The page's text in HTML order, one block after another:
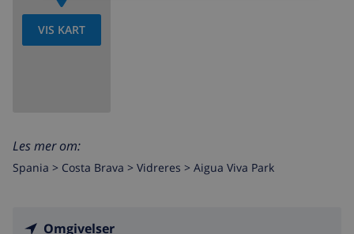
VIS KART
Les mer om:
Spania > Costa Brava > Vidreres > Aigua Viva Park
Omgivelser